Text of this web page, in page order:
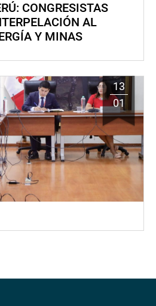
CONGRESISTAS
AL
Y MINAS
13
01